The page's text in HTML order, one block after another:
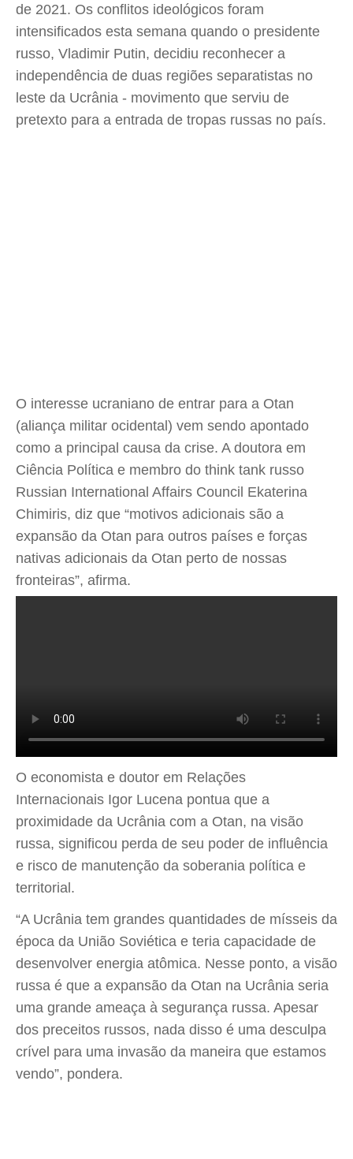
de 2021. Os conflitos ideológicos foram
intensificados esta semana quando o presidente
russo, Vladimir Putin, decidiu reconhecer a
independência de duas regiões separatistas no
leste da Ucrânia - movimento que serviu de
pretexto para a entrada de tropas russas no país.
O interesse ucraniano de entrar para a Otan
(aliança militar ocidental) vem sendo apontado
como a principal causa da crise. A doutora em
Ciência Política e membro do think tank russo
Russian International Affairs Council Ekaterina
Chimiris, diz que “motivos adicionais são a
expansão da Otan para outros países e forças
nativas adicionais da Otan perto de nossas
fronteiras”, afirma.
O economista e doutor em Relações
Internacionais Igor Lucena pontua que a
proximidade da Ucrânia com a Otan, na visão
russa, significou perda de seu poder de influência
e risco de manutenção da soberania política e
territorial.
“A Ucrânia tem grandes quantidades de mísseis da
época da União Soviética e teria capacidade de
desenvolver energia atômica. Nesse ponto, a visão
russa é que a expansão da Otan na Ucrânia seria
uma grande ameaça à segurança russa. Apesar
dos preceitos russos, nada disso é uma desculpa
crível para uma invasão da maneira que estamos
vendo”, pondera.